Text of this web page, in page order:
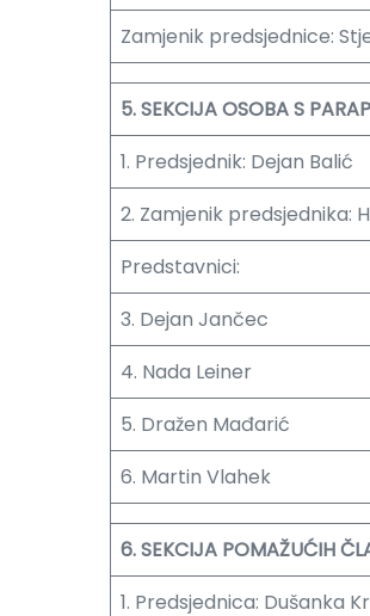
Zamjenik predsjednice:
5. SEKCIJA OSOBA S
1. Predsjednik: Dejan Balić
2. Zamjenik predsjednika:
Predstavnici:
3. Dejan Jančec
4. Nada Leiner
5. Dražen Mađarić
6. Martin Vlahek
6. SEKCIJA POMAŽUĆIH
1. Predsjednica: Dušanka